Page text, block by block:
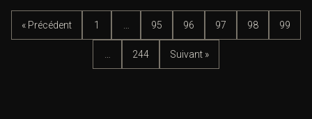
« Précédent 1 95 96 97 98 99
244 Suivant »